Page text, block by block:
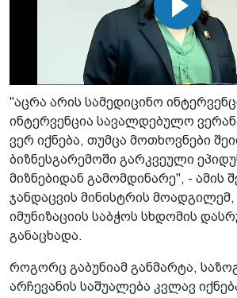
"აცრა არის სამედიცინო
ინტერვენცია სავალდებულო
ვერ იქნება, თუმცა მოთხოვნები
ბიზნესგარემოში გარკვეული
მიზნებიდან გამომდინარე", - ამის
ჯანდაცვის მინისტრის მოადგილემ,
იმუნიზაციის საბჭოს სხდომის
განაცხადა.
როგორც გაბუნიამ განმარტა,
არჩევანის საშუალება კვლავ